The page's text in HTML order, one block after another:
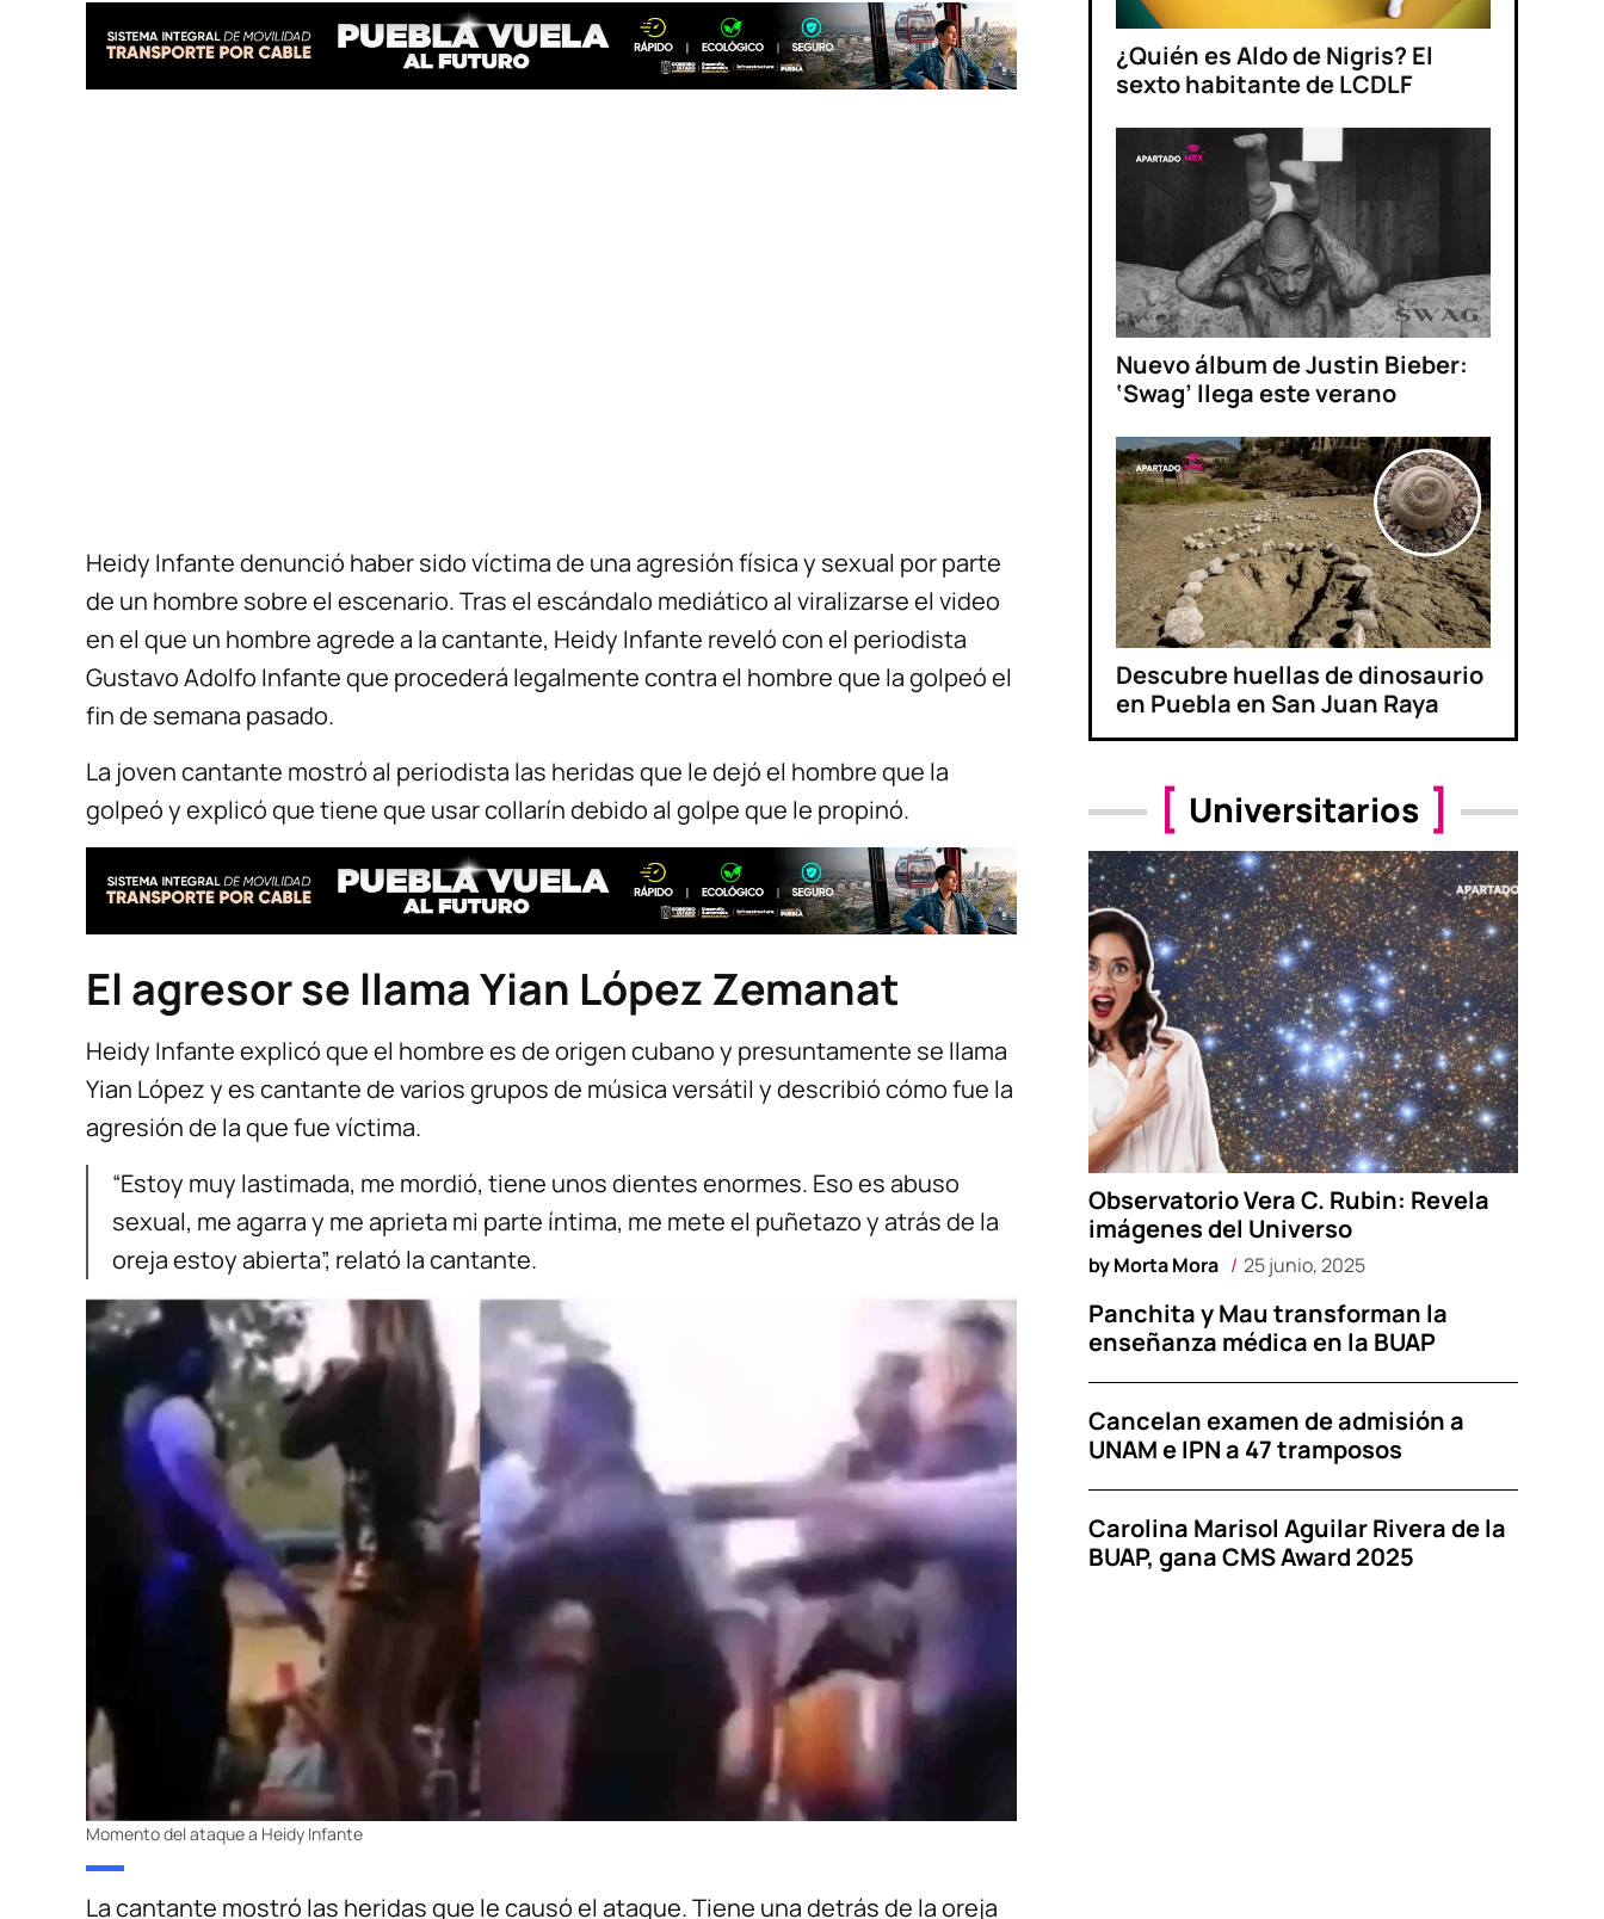
Heidy Infante denunció haber sido víctima de una agresión física y sexual por parte
de un hombre sobre el escenario. Tras el escándalo mediático al viralizarse el video
en el que un hombre agrede a la cantante, Heidy Infante reveló con el periodista
Gustavo Adolfo Infante que procederá legalmente contra el hombre que la golpeó el
fin de semana pasado.
La joven cantante mostró al periodista las heridas que le dejó el hombre que la
golpeó y explicó que tiene que usar collarín debido al golpe que le propinó.
El agresor se llama Yian López Zemanat
Heidy Infante explicó que el hombre es de origen cubano y presuntamente se llama
Yian López y es cantante de varios grupos de música versátil y describió cómo fue la
agresión de la que fue víctima.
“Estoy muy lastimada, me mordió, tiene unos dientes enormes. Eso es abuso
sexual, me agarra y me aprieta mi parte íntima, me mete el puñetazo y atrás de la
oreja estoy abierta”, relató la cantante.
Momento del ataque a Heidy Infante
La cantante mostró las heridas que le causó el ataque. Tiene una detrás de la oreja
¿Quién es Aldo de Nigris? El
sexto habitante de LCDLF
Nuevo álbum de Justin Bieber:
‘Swag’ llega este verano
Descubre huellas de dinosaurio
en Puebla en San Juan Raya
Universitarios
Observatorio Vera C. Rubin: Revela
imágenes del Universo
byMorta Mora 25 junio, 2025
Panchita y Mau transforman la
enseñanza médica en la BUAP
Cancelan examen de admisión a
UNAM e IPN a 47 tramposos
Carolina Marisol Aguilar Rivera de la
BUAP, gana CMS Award 2025